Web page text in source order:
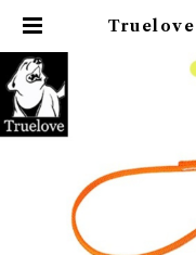
Truelove
全14色 犬
3M反射
ラー チワ
ズ テープ
ルミ合金
arKM ❤︎